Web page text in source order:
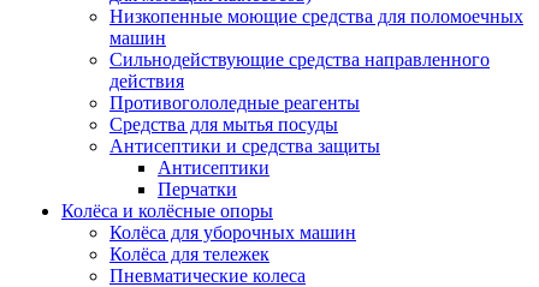
Низкопенные моющие средства для поломоечных
машин
Сильнодействующие средства направленного
действия
Противогололедные реагенты
Средства для мытья посуды
Антисептики и средства защиты
Антисептики
Перчатки
Колёса и колёсные опоры
Колёса для уборочных машин
Колёса для тележек
Пневматические колеса